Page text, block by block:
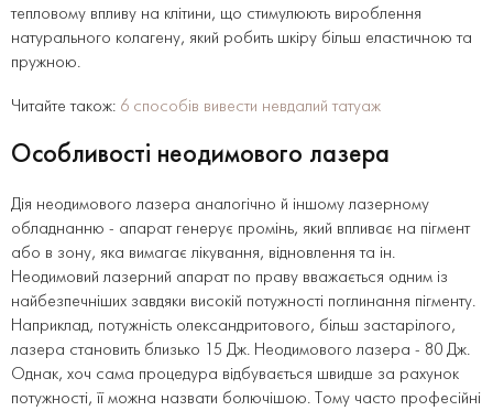
тепловому впливу на клітини, що стимулюють вироблення
натурального колагену, який робить шкіру більш еластичною та
пружною.
Читайте також: 6 способів вивести невдалий татуаж
Особливості неодимового лазера
Дія неодимового лазера аналогічно й іншому лазерному
обладнанню - апарат генерує промінь, який впливає на пігмент
або в зону, яка вимагає лікування, відновлення та ін.
Неодимовий лазерний апарат по праву вважається одним із
найбезпечніших завдяки високій потужності поглинання пігменту.
Наприклад, потужність олександритового, більш застарілого,
лазера становить близько 15 Дж. Неодимового лазера - 80 Дж.
Однак, хоч сама процедура відбувається швидше за рахунок
потужності, її можна назвати болючішою. Тому часто професійні